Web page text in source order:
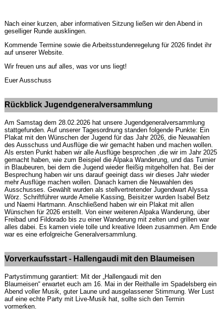
Nach einer kurzen, aber informativen Sitzung ließen wir den Abend in
geselliger Runde ausklingen.
Kommende Termine sowie die Arbeitsstundenregelung für 2026 findet ihr
auf unserer Website.
Wir freuen uns auf alles, was vor uns liegt!
Euer Ausschuss
Rückblick Jugendgeneralversammlung
Am Samstag dem 28.02.2026 hat unsere Jugendgeneralversammlung
stattgefunden. Auf unserer Tagesordnung standen folgende Punkte: Ein
Plakat mit den Wünschen der Jugend für das Jahr 2026, die Neuwahlen
des Ausschuss und Ausflüge die wir gemacht haben und machen wollen.
Als ersten Punkt haben wir alle Ausflüge besprochen ,die wir im Jahr 2025
gemacht haben, wie zum Beispiel die Alpaka Wanderung, und das Turnier
in Blaubeuren, bei dem die Jugend wieder fleißig mitgeholfen hat. Bei der
Besprechung haben wir uns darauf geeinigt dass wir dieses Jahr wieder
mehr Ausflüge machen wollen. Danach kamen die Neuwahlen des
Ausschusses. Gewählt wurden als stellvertretender Jugendwart Alyssa
Wörz. Schriftführer wurde Amelie Kassing, Beisitzer wurden Isabel Betz
und Naemi Hartmann. Anschließend haben wir ein Plakat mit allen
Wünschen für 2026 erstellt. Von einer weiteren Alpaka Wanderung, über
Freibad und Fildorado bis zu einer Wanderung mit zelten und grillen war
alles dabei. Es kamen viele tolle und kreative Ideen zusammen. Am Ende
war es eine erfolgreiche Generalversammlung.
Vorverkaufsstart - Hallengaudi mit den Blaumeisen
Partystimmung garantiert: Mit der „Hallengaudi mit den
Blaumeisen“ erwartet euch am 16. Mai in der Reithalle im Spadelsberg ein
Abend voller Musik, guter Laune und ausgelassener Stimmung. Wer Lust
auf eine echte Party mit Live-Musik hat, sollte sich den Termin
vormerken.